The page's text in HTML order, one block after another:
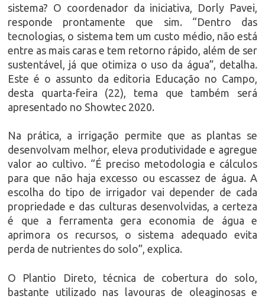
sistema? O coordenador da iniciativa, Dorly Pavei,
responde prontamente que sim. “Dentro das
tecnologias, o sistema tem um custo médio, não está
entre as mais caras e tem retorno rápido, além de ser
sustentável, já que otimiza o uso da água”, detalha.
Este é o assunto da editoria Educação no Campo,
desta quarta-feira (22), tema que também será
apresentado no Showtec 2020.
Na prática, a irrigação permite que as plantas se
desenvolvam melhor, eleva produtividade e agregue
valor ao cultivo. “É preciso metodologia e cálculos
para que não haja excesso ou escassez de água. A
escolha do tipo de irrigador vai depender de cada
propriedade e das culturas desenvolvidas, a certeza
é que a ferramenta gera economia de água e
aprimora os recursos, o sistema adequado evita
perda de nutrientes do solo”, explica.
O Plantio Direto, técnica de cobertura do solo,
bastante utilizado nas lavouras de oleaginosas e